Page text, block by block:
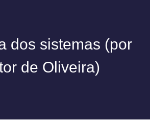
dos sistemas (por
de Oliveira)